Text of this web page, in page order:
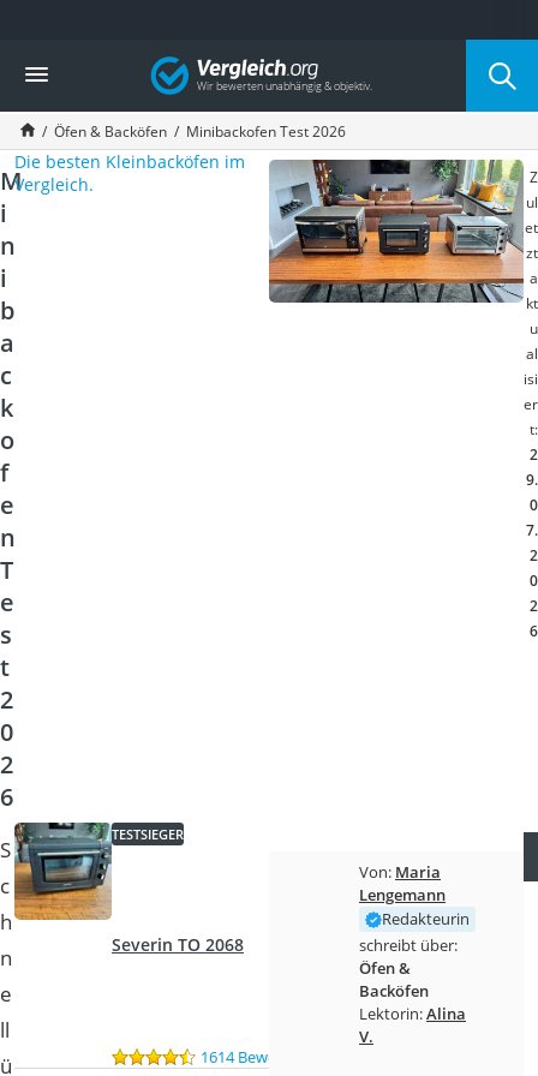
Die beliebtesten Vergleiche nach Kategorie
Haushalt
Wassersprudler
Zentralstaubsauger
Brotbackautomat
Wischroboter
Wäschespinne
Industriestaubsauger
Spülmaschinentabs
Akku-Staubsauger
AEG-Waschmaschine
Saug-Wisch-Roboter
Handstaubsauger
Milchaufschäumer
Kondenstrockner
Heißwasserspender
Tierhaarstaubsauger
Ecovacs-Saugroboter
Nespresso-Maschine
Messerschärfer
Service
Vergleich
Öfen & Backöfen Minibackofen Test 2026
M
i
n
i
b
a
c
k
o
f
e
n
T
e
s
t
2
0
2
6
Die besten Kleinbacköfen im
Vergleich.
Z
ul
et
zt
a
kt
u
al
isi
er
t:
2
9.
0
7.
2
0
2
6
S
c
h
n
e
ll
ü
TESTSIEGER
Severin TO 2068
1614 Bewertungen
Von: Maria
Lengemann
Redakteurin
schreibt über:
Öfen &
Backöfen
Lektorin:Alina
V.